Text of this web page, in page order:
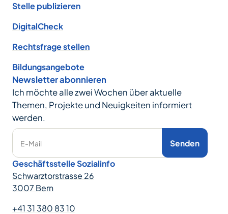
Stelle publizieren
DigitalCheck
Rechtsfrage stellen
Bildungsangebote
Newsletter abonnieren
Ich möchte alle zwei Wochen über aktuelle
Themen, Projekte und Neuigkeiten informiert
werden.
E-Mail Senden
Geschäftsstelle Sozialinfo
Schwarztorstrasse 26
3007 Bern
+41 31 380 83 10